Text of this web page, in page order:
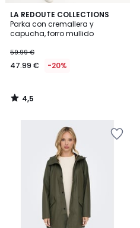
LA REDOUTE COLLECTIONS
Parka con cremallera y
capucha, forro mullido
59.99 €
47.99 € -20%
4,5
/ 5
4,5
/